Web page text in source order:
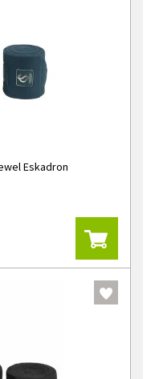
Eskadron